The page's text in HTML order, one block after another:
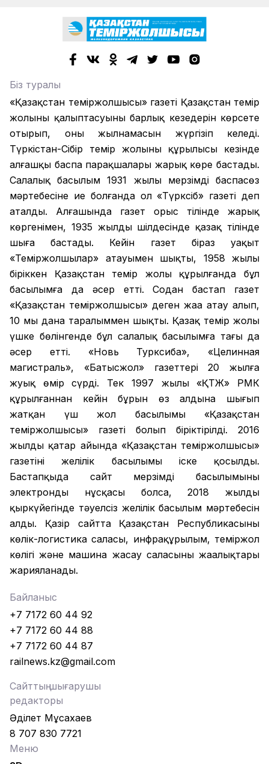
Біз туралы
«Қазақстан теміржолшысы» газеті Қазақстан темір
жолының қалыптасуының барлық кезеңдерін көрсете
отырып, оның жылнамасын жүргізіп келеді.
Түркістан-Сібір темір жолының құрылысы кезінде
алғашқы баспа парақшалары жарық көре бастады.
Салалық басылым 1931 жылы мерзімді баспасөз
мәртебесіне ие болғанда ол «Түрксіб» газеті деп
аталды. Алғашында газет орыс тілінде жарық
көргенімен, 1935 жылдың шілдесінде қазақ тілінде
шыға бастады. Кейін газет біраз уақыт
«Теміржолшылар» атауымен шықты, 1958 жылы
біріккен Қазақстан темір жолы құрылғанда бұл
басылымға да әсер етті. Содан бастап газет
«Қазақстан теміржолшысы» деген жаңа атау алып,
10 мың дана таралыммен шықты. Қазақ темір жолы
үшке бөлінгенде бұл салалық басылымға тағы да
әсер етті. «Новь Турксиба», «Целинная
магистраль», «Батысжол» газеттері 20 жылға
жуық өмір сүрді. Тек 1997 жылы «ҚТЖ» РМК
құрылғаннан кейін бұрын өз алдына шығып
жатқан үш жол басылымы «Қазақстан
теміржолшысы» газеті болып біріктірілді. 2016
жылдың қаңтар айында «Қазақстан теміржолшысы»
газетінің желілік басылымы іске қосылды.
Бастапқыда сайт мерзімді басылымының
электронды нұсқасы болса, 2018 жылдың
қыркүйегінде тәуелсіз желілік басылым мәртебесін
алды. Қазір сайтта Қазақстан Республикасының
көлік-логистика саласы, инфрақұрылым, теміржол
көлігі және машина жасау саласының жаңалықтары
жарияланады.
Байланыс
+7 7172 60 44 92
+7 7172 60 44 88
+7 7172 60 44 87
railnews.kz@gmail.com
Сайттың шығарушы
редакторы
Әділет Мұсахаев
8 707 830 7721
Меню